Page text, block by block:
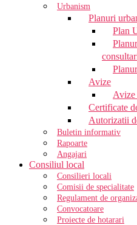
Urbanism
Planuri
Plan
Avize
Avize
Certificate
Autorizatii
Buletin informativ
Rapoarte
Angajari
Consiliul local
Consilieri locali
Comisii de specialitate
Regulament de
Convocatoare
Proiecte de hotarari